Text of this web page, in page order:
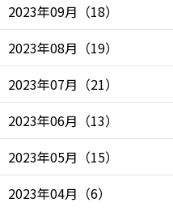
2023年09月 （18）
2023年08月 （19）
2023年07月 （21）
2023年06月 （13）
2023年05月 （15）
2023年04月 （6）